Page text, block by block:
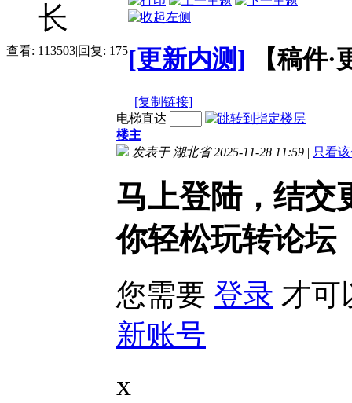
长
查看: 113503|回复: 175[更新内测] 【稿件
[复制链接]
电梯直达
楼主
发表于 湖北省 2025-11-28 11:59 | 只看
马上登陆，结交
你轻松玩转论坛
您需要 登录 才可
新账号
x